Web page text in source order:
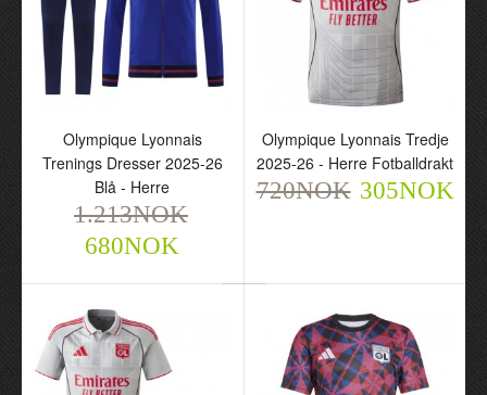
Olympique Lyonnais
Trenings Dresser 2025-
26 Blå - Herre
1.213NOK
680NOK
Olympique Lyonnais
720NOK 305NOK
Olympique Lyonnais
Trenings Dresser 2025-26
Blå - Herre
1.213NOK
680NOK
Olympique Lyonnais Tredje
2025-26 - Herre Fotballdrakt
720NOK 305NOK